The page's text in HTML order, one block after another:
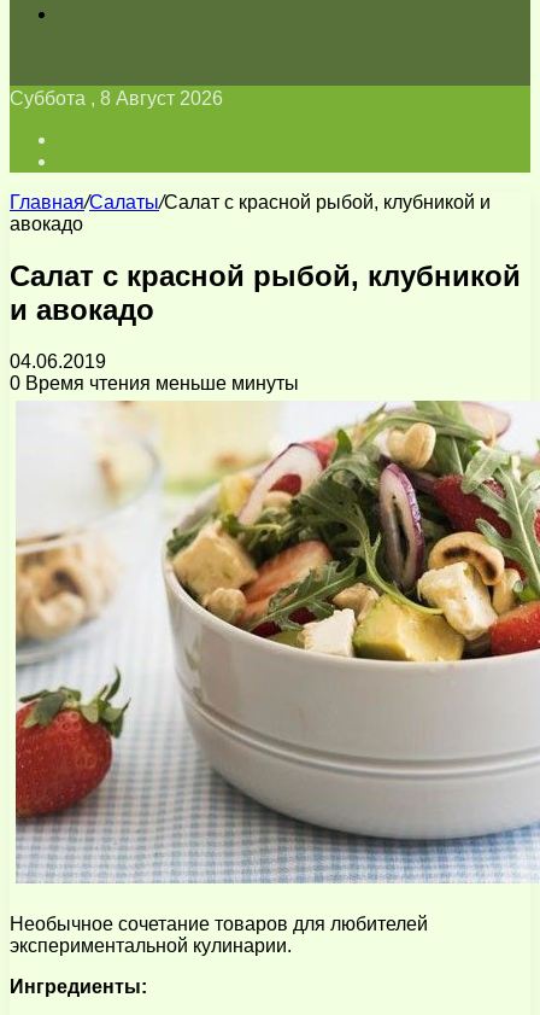
Суббота , 8 Август 2026
Главная/Салаты/Салат с красной рыбой, клубникой и
авокадо
Салат с красной рыбой, клубникой
и авокадо
04.06.2019
0 Время чтения меньше минуты
Необычное сочетание товаров для любителей
экспериментальной кулинарии.
Ингредиенты: